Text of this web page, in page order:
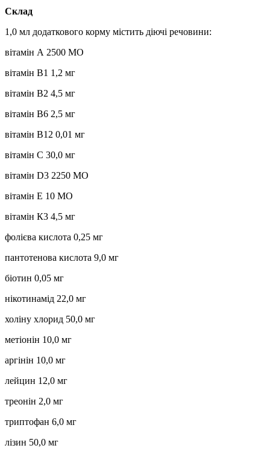
Склад
1,0 мл додаткового корму містить діючі речовини:
вітамін А 2500 МО
вітамін В1 1,2 мг
вітамін В2 4,5 мг
вітамін В6 2,5 мг
вітамін В12 0,01 мг
вітамін С 30,0 мг
вітамін D3 2250 МО
вітамін Е 10 МО
вітамін К3 4,5 мг
фолієва кислота 0,25 мг
пантотенова кислота 9,0 мг
біотин 0,05 мг
нікотинамід 22,0 мг
холіну хлорид 50,0 мг
метіонін 10,0 мг
аргінін 10,0 мг
лейцин 12,0 мг
треонін 2,0 мг
триптофан 6,0 мг
лізин 50,0 мг